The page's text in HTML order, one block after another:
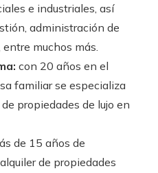
e industriales, así
administración de
muchos más.
con 20 años en el
familiar se especializa
propiedades de lujo en
de 15 años de
de propiedades